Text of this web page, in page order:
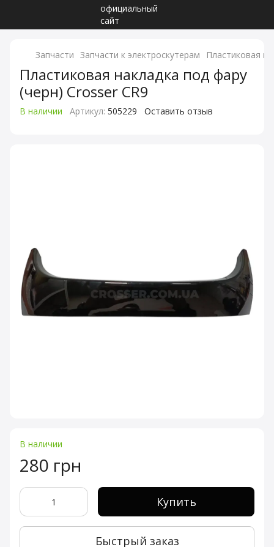
Запчасти Запчасти к электроскутерам Пластиковая
Пластиковая накладка под фару
(черн) Crosser CR9
В наличии Артикул: 505229 Оставить отзыв
В наличии
280 грн
Купить
Быстрый заказ